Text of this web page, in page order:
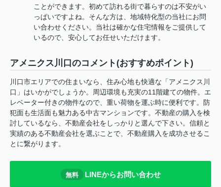
ことができます。初めて訪れる街で暮らすのは不安がい
っぱいですよね。そんな方は、地域特化型の当社にお問
い合わせください。当社は確かな住宅情報をご提供して
いるので、安心してお任せいただけます。
アメニクス川口のコメント(おすすめポイント)
川口市エリアでの住まいなら、住み心地も快適な「アメニクス川
口」はいかがでしょうか。周辺環境も充実の11階建ての物件。エ
レベーター付きの物件なので、重い荷物を運ぶ時に便利です。防
犯面も生活面も魅力ある中古マンションです。不動産の購入を検
討しているなら、不動産会社をしっかりと選んで下さい。信頼と
実績のある不動産会社を選ぶことで、不動産購入を成功させるこ
とに繋がります。
無料 LINEからお問い合わせ